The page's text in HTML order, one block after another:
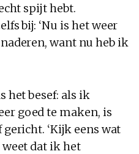
spijt hebt.
bij: ‘Nu is het weer
want nu heb ik
het besef: als ik
goed te maken, is
‘Kijk eens wat
weet dat ik het